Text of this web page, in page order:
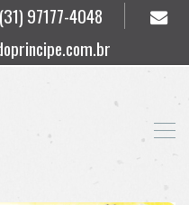
(31) 97177-4048